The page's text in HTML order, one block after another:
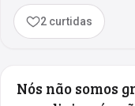
2 curtidas
Nós não somos